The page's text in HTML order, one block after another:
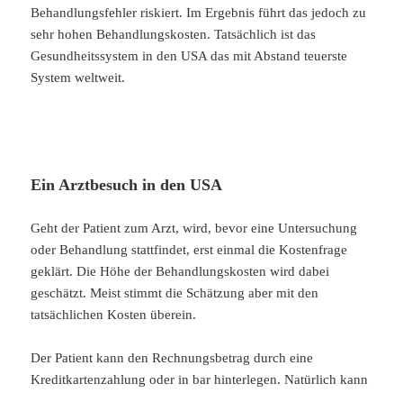
Behandlungsfehler riskiert. Im Ergebnis führt das jedoch zu
sehr hohen Behandlungskosten. Tatsächlich ist das
Gesundheitssystem in den USA das mit Abstand teuerste
System weltweit.
Ein Arztbesuch in den USA
Geht der Patient zum Arzt, wird, bevor eine Untersuchung
oder Behandlung stattfindet, erst einmal die Kostenfrage
geklärt. Die Höhe der Behandlungskosten wird dabei
geschätzt. Meist stimmt die Schätzung aber mit den
tatsächlichen Kosten überein.
Der Patient kann den Rechnungsbetrag durch eine
Kreditkartenzahlung oder in bar hinterlegen. Natürlich kann